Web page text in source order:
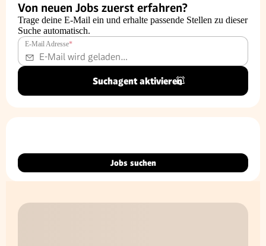
Von neuen Jobs zuerst erfahren?
Trage deine E-Mail ein und erhalte passende Stellen zu dieser
Suche automatisch.
E-Mail Adresse*
Suchagent aktivieren
Jobs suchen